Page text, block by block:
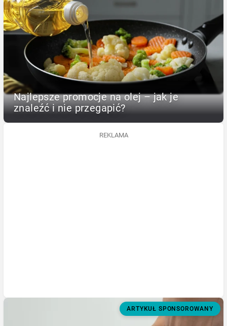
Najlepsze promocje na olej – jak je
znaleźć i nie przegapić?
REKLAMA
ARTYKUŁ SPONSOROWANY